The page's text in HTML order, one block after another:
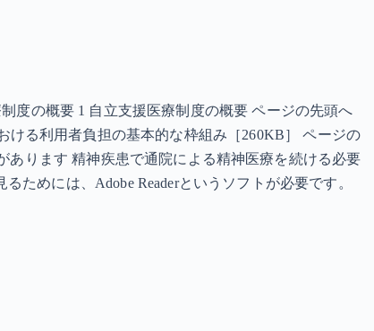
度の概要 1 自立支援医療制度の概要 ページの先頭へ
ける利用者負担の基本的な枠組み［260KB］ ページの
ります 精神疾患で通院による精神医療を続ける必要
ためには、Adobe Readerというソフトが必要です。